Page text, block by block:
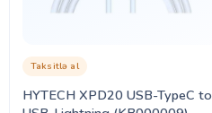
HYTECH XPD20 USB-TypeC to
Taksitlə al